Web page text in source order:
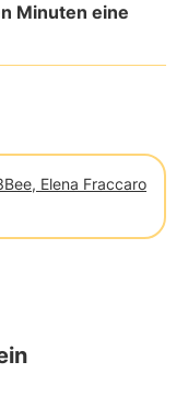
Minuten eine
Elena Fraccaro